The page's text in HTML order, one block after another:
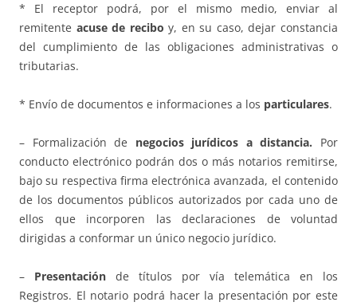
* El receptor podrá, por el mismo medio, enviar al
remitente acuse de recibo y, en su caso, dejar constancia
del cumplimiento de las obligaciones administrativas o
tributarias.
* Envío de documentos e informaciones a los particulares.
– Formalización de negocios jurídicos a distancia. Por
conducto electrónico podrán dos o más notarios remitirse,
bajo su respectiva firma electrónica avanzada, el contenido
de los documentos públicos autorizados por cada uno de
ellos que incorporen las declaraciones de voluntad
dirigidas a conformar un único negocio jurídico.
– Presentación de títulos por vía telemática en los
Registros. El notario podrá hacer la presentación por este